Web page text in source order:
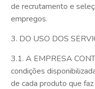
de recrutamento e
empregos.
3. DO USO DOS
3.1. A EMPRESA
condições
de cada produto que